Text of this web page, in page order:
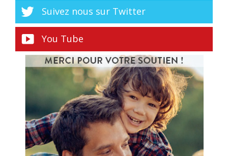
Suivez nous sur Twitter
You Tube